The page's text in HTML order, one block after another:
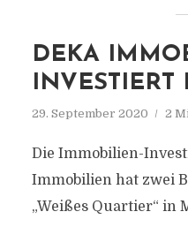
DEKA
29. September 2020 2
Die Immobilien-
Immobilien hat zwei
„Weißes Quartier“ in